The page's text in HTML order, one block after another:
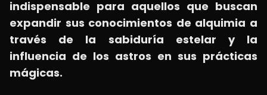
indispensable para aquellos que buscan
expandir sus conocimientos de alquimia a
través de la sabiduría estelar y la
influencia de los astros en sus prácticas
mágicas.